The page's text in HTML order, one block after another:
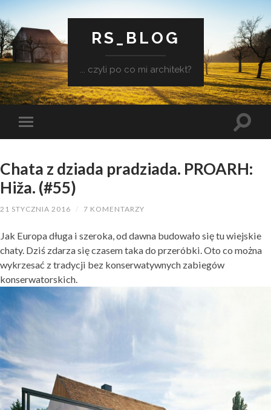
RS_BLOG
... czyli po co mi architekt?
Chata z dziada pradziada. PROARH:
Hiža. (#55)
21 STYCZNIA 2016 / 7 KOMENTARZY
Jak Europa długa i szeroka, od dawna budowało się tu wiejskie
chaty. Dziś zdarza się czasem taka do przeróbki. Oto co można
wykrzesać z tradycji bez konserwatywnych zabiegów
konserwatorskich.